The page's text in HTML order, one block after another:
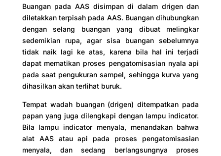
Buangan pada AAS disimpan di dalam drigen dan
diletakkan terpisah pada AAS. Buangan dihubungkan
dengan selang buangan yang dibuat melingkar
sedemikian rupa, agar sisa buangan sebelumnya
tidak naik lagi ke atas, karena bila hal ini terjadi
dapat mematikan proses pengatomisasian nyala api
pada saat pengukuran sampel, sehingga kurva yang
dihasilkan akan terlihat buruk.
Tempat wadah buangan (drigen) ditempatkan pada
papan yang juga dilengkapi dengan lampu indicator.
Bila lampu indicator menyala, menandakan bahwa
alat AAS atau api pada proses pengatomisasian
menyala, dan sedang berlangsungnya proses